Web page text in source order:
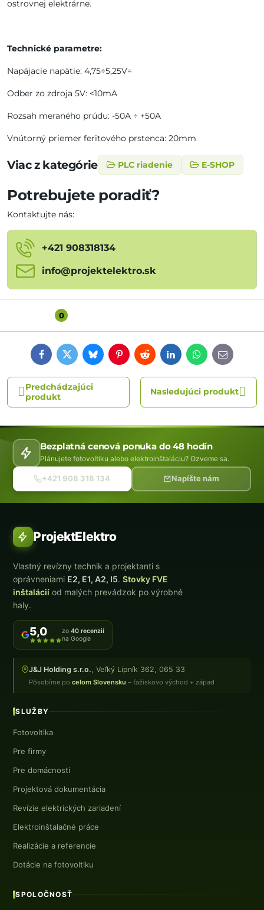
ostrovnej elektrárne.
Technické parametre:
Napájacie napätie: 4,75÷5,25V=
Odber zo zdroja 5V: <10mA
Rozsah meraného prúdu: -50A ÷ +50A
Vnútorný priemer feritového prstenca: 20mm
Viac z kategórie PLC riadenie E-SHOP
Potrebujete poradiť?
Kontaktujte nás:
+421 908318134
info​@projektelektro​.sk
0
FacebookTwitterBlueskyPinterestRedditLinkedInWhatsApp
E-
mail
Predchádzajúci
produkt
Nasledujúci produkt
Bezplatná cenová ponuka do 48 hodín
Plánujete fotovoltiku alebo elektroinštaláciu? Ozveme sa.
+421 908 318 134 Napíšte nám
ProjektElektro
Vlastný revízny technik a projektanti s
oprávneniami E2, E1, A2, I5.Stovky FVE
inštalácií od malých prevádzok po výrobné
haly.
5,0 zo40 recenzií
na Google
J&J Holding s.r.o., Veľký Lipník 362, 065 33
Pôsobíme pocelom Slovensku – ťažiskovo východ + západ
SLUŽBY
Fotovoltika
Pre firmy
Pre domácnosti
Projektová dokumentácia
Revízie elektrických zariadení
Elektroinštalačné práce
Realizácie a referencie
Dotácie na fotovoltiku
SPOLOČNOSŤ